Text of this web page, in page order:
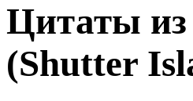
Цитаты
(Shutter